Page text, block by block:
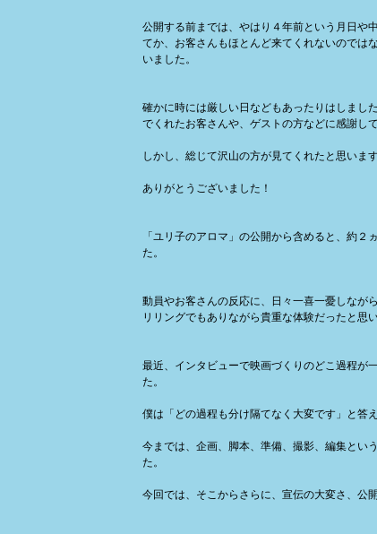
公開する前までは、やはり４年前という月日や
てか、お客さんもほとんど来てくれないのでは
いました。
確かに時には厳しい日などもあったりはしまし
でくれたお客さんや、ゲストの方などに感謝し
しかし、総じて沢山の方が見てくれたと思います
ありがとうございました！
「ユリ子のアロマ」の公開から含めると、約２
た。
動員やお客さんの反応に、日々一喜一憂しなが
リリングでもありながら貴重な体験だったと思い
最近、インタビューで映画づくりのどこ過程が
た。
僕は「どの過程も分け隔てなく大変です」と答え
今までは、企画、脚本、準備、撮影、編集とい
た。
今回では、そこからさらに、宣伝の大変さ、公